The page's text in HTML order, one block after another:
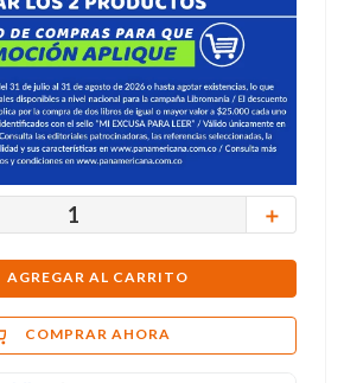
＋
AGREGAR AL CARRITO
COMPRAR AHORA